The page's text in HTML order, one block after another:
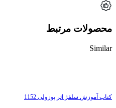
محصولات مرتبط
Similar
کتاب آموزش سلفژ اثر پوزولی 1152